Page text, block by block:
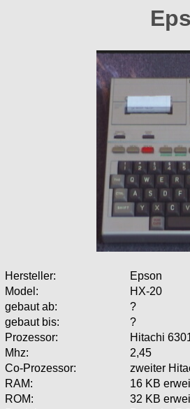
Hersteller:
Epson
Model:
HX-20
gebaut ab:
?
gebaut bis:
?
Prozessor:
Hitachi
Mhz:
2,45
Co-Prozessor:
zweiter
RAM:
16 KB
ROM:
32 KB